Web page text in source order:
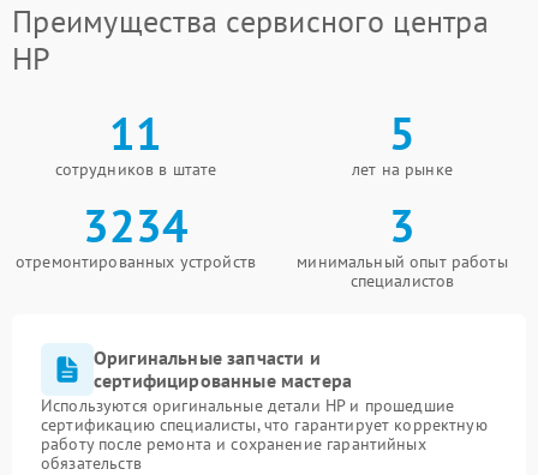
Преимущества сервисного центра
HP
11
сотрудников в штате
5
лет на рынке
3234
отремонтированных устройств
3
минимальный опыт работы
специалистов
Оригинальные запчасти и
сертифицированные мастера
Используются оригинальные детали HP и прошедшие
сертификацию специалисты, что гарантирует корректную
работу после ремонта и сохранение гарантийных
обязательств